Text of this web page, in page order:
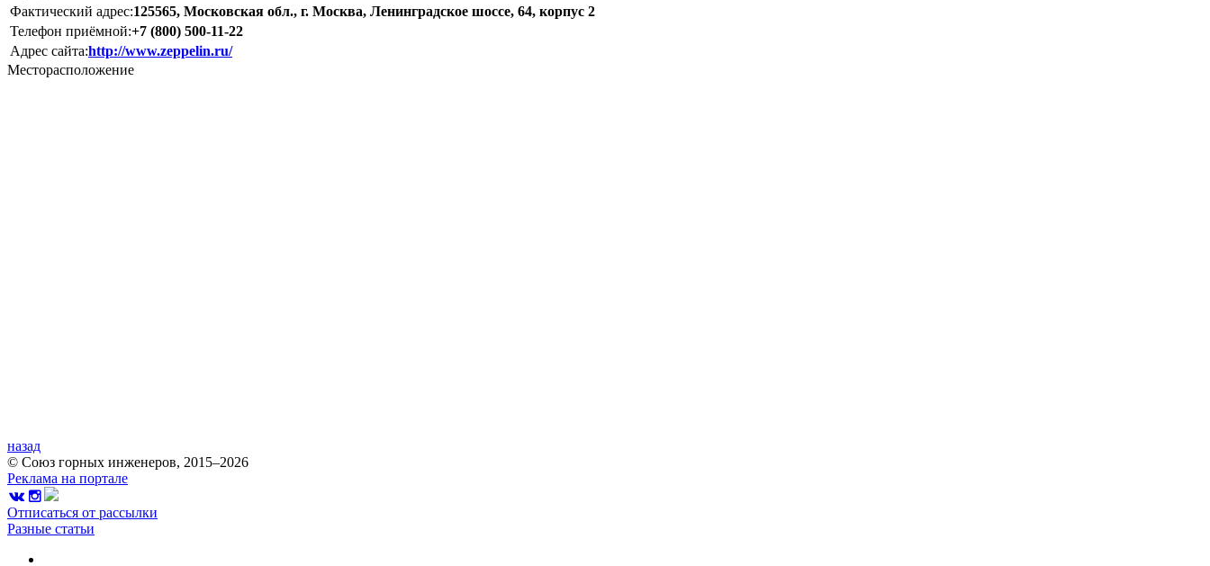
Фактический адрес:125565, Московская обл., г. Москва, Ленинградское шоссе, 64, корпус 2
Телефон приёмной:+7 (800) 500-11-22
Адрес сайта:http://www.zeppelin.ru/
Месторасположение
назад
© Союз горных инженеров, 2015–2026
Реклама на портале
Отписаться от рассылки
Разные статьи